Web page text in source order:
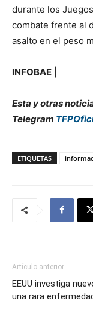
durante los
combate frente al
asalto en el peso
INFOBAE
Esta y otras
Telegram
ETIQUETAS
Artículo anterior
EEUU investiga
una rara